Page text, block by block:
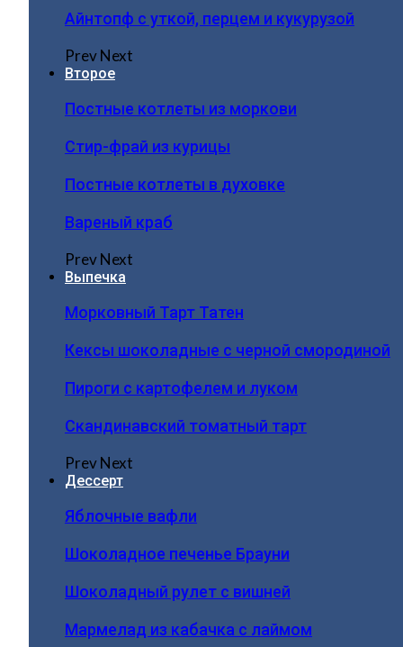
Айнтопф с уткой, перцем и кукурузой
PrevNext
Второе
Постные котлеты из моркови
Стир-фрай из курицы
Постные котлеты в духовке
Вареный краб
PrevNext
Выпечка
Морковный Тарт Татен
Кексы шоколадные с черной смородиной
Пироги c картофелем и луком
Скандинавский томатный тарт
PrevNext
Дессерт
Яблочные вафли
Шоколадное печенье Брауни
Шоколадный рулет с вишней
Мармелад из кабачка с лаймом